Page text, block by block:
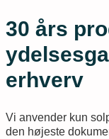
30 års
erhverv
Vi anvender kun
den højeste